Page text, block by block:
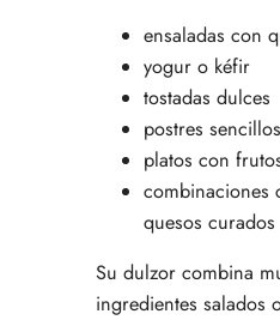
ensaladas con
yogur o kéfir
tostadas dulces
postres sencillos
platos con
combinaciones
quesos curados
Su dulzor combina
ingredientes salados